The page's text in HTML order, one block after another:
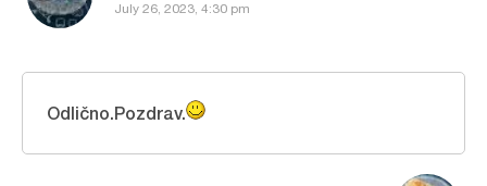
July 26, 2023, 4:30 pm
Odlično.Pozdrav.